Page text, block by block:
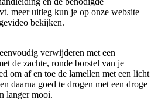
meer uitleg kun je op onze website
bekijken.
verwijderen met een
de zachte, ronde borstel van je
om af en toe de lamellen met een licht
daarna goed te drogen met een droge
langer mooi.